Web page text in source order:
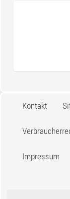
Kontakt
Impressum